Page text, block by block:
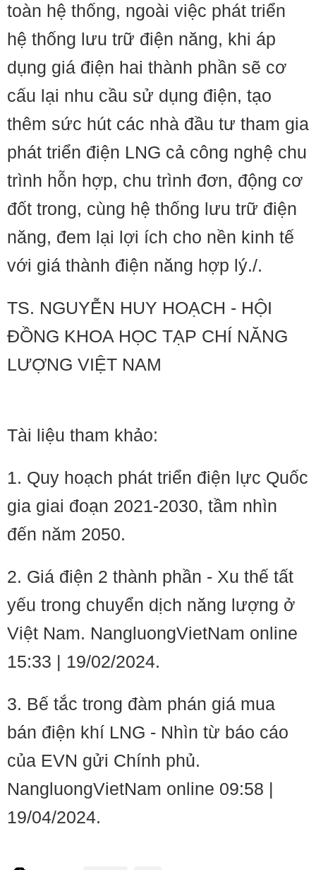
toàn hệ thống, ngoài việc phát triển
hệ thống lưu trữ điện năng, khi áp
dụng giá điện hai thành phần sẽ cơ
cấu lại nhu cầu sử dụng điện, tạo
thêm sức hút các nhà đầu tư tham gia
phát triển điện LNG cả công nghệ chu
trình hỗn hợp, chu trình đơn, động cơ
đốt trong, cùng hệ thống lưu trữ điện
năng, đem lại lợi ích cho nền kinh tế
với giá thành điện năng hợp lý./.
TS. NGUYỄN HUY HOẠCH - HỘI
ĐỒNG KHOA HỌC TẠP CHÍ NĂNG
LƯỢNG VIỆT NAM
Tài liệu tham khảo:
1. Quy hoạch phát triển điện lực Quốc
gia giai đoạn 2021-2030, tầm nhìn
đến năm 2050.
2. Giá điện 2 thành phần - Xu thế tất
yếu trong chuyển dịch năng lượng ở
Việt Nam. NangluongVietNam online
15:33 | 19/02/2024.
3. Bế tắc trong đàm phán giá mua
bán điện khí LNG - Nhìn từ báo cáo
của EVN gửi Chính phủ.
NangluongVietNam online 09:58 |
19/04/2024.